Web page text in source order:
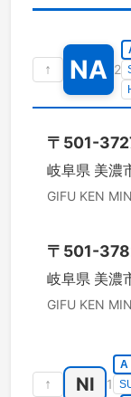
↑ NA 2
〒 501-
岐阜県 美濃
GIFU KEN
〒 501-
岐阜県 美濃
GIFU KEN
↑ NI 1
A